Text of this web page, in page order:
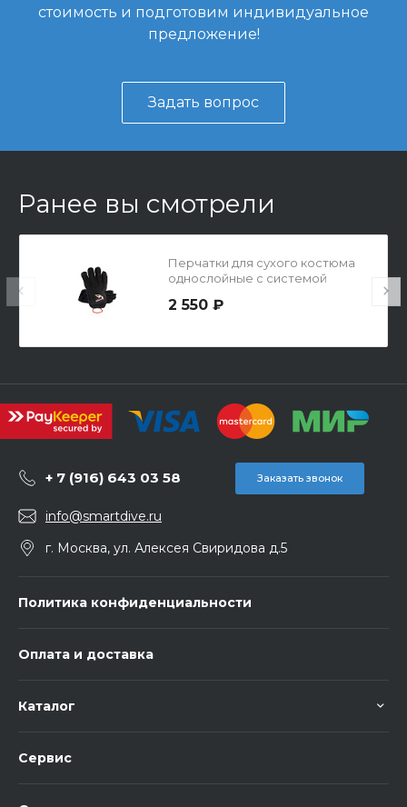
стоимость и подготовим индивидуальное
предложение!
Задать вопрос
Ранее вы смотрели
Перчатки для сухого костюма
однослойные с системой
2 550 ₽
+ 7 (916) 643 03 58 Заказать звонок
info@smartdive.ru
г. Москва, ул. Алексея Свиридова д.5
Политика конфиденциальности
Оплата и доставка
Каталог
Сервис